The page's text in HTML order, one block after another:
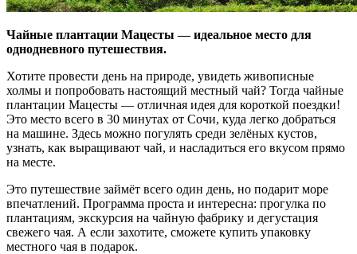
Чайные плантации Мацесты — идеальное место для
однодневного путешествия.
Хотите провести день на природе, увидеть живописные
холмы и попробовать настоящий местный чай? Тогда чайные
плантации Мацесты — отличная идея для короткой поездки!
Это место всего в 30 минутах от Сочи, куда легко добраться
на машине. Здесь можно погулять среди зелёных кустов,
узнать, как выращивают чай, и насладиться его вкусом прямо
на месте.
Это путешествие займёт всего один день, но подарит море
впечатлений. Программа проста и интересна: прогулка по
плантациям, экскурсия на чайную фабрику и дегустация
свежего чая. А если захотите, сможете купить упаковку
местного чая в подарок.